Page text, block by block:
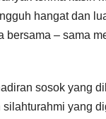
hangat dan
bersama – sama
sosok yang
yang